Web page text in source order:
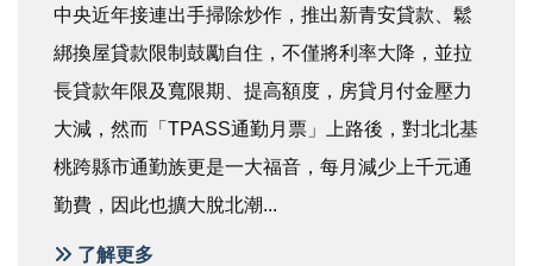
中央近年接連出手掃除炒作，推出新青安貸款、鬆
綁換屋貸款限制鼓勵自住，不僅將利率大降，並拉
長貸款年限及寬限期、提高額度，房貸月付金壓力
大減，然而「TPASS通勤月票」上路後，對北北基
桃跨縣市通勤族更是一大福音，每月減少上千元通
勤費，因此也擴大脫北潮...
了解更多